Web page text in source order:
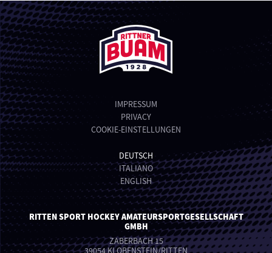
IMPRESSUM
PRIVACY
COOKIE-EINSTELLUNGEN
DEUTSCH
ITALIANO
ENGLISH
RITTEN SPORT HOCKEY AMATEURSPORTGESELLSCHAFT
GMBH
ZABERBACH 15
39054 KLOBENSTEIN/RITTEN